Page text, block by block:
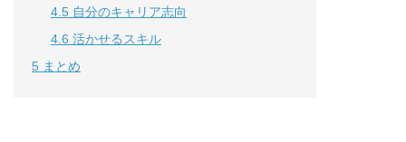
4.5 自分のキャリア志向
4.6 活かせるスキル
5 まとめ